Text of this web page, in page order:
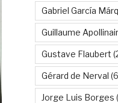
Gabriel García
Guillaume
Gustave Flaubert
Gérard de Nerval
Jorge Luis Borges